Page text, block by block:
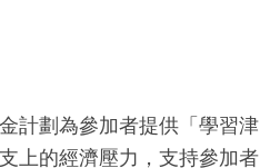
計劃為參加者提供「學習津
上的經濟壓力，支持參加者